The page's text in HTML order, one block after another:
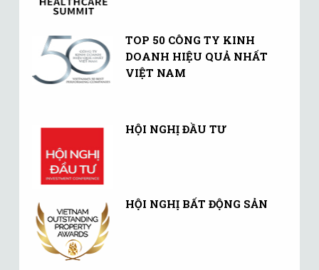
TOP 50 CÔNG TY KINH
DOANH HIỆU QUẢ NHẤT
VIỆT NAM
HỘI NGHỊ ĐẦU TƯ
HỘI NGHỊ BẤT ĐỘNG SẢN